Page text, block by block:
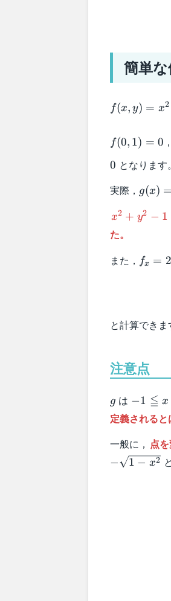
簡単
f(x,y)
=
+
1
f(x, y) = x2
f(0,1)
= 0
f(0, 1) = 0 ，
0 となります。
実際， g(x) =
x^2}
g(x) =
x^2
+
y^2
- 1
=
x2 + y2 − 1
た。
また， f_x
fx = 2
と計算できま
注意点
g
g は -1
\leqq
x
\leqq
1
−1 ≦ x
定義されると
一般に， 点
−
1 − x2